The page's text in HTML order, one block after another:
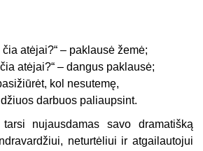
čia atėjai?“ – paklausė žemė;
atėjai?“ – dangus paklausė;
kol nesutemę,
darbuos paliaupsint.
nujausdamas savo dramatišką
neturtėliui ir atgailautojui